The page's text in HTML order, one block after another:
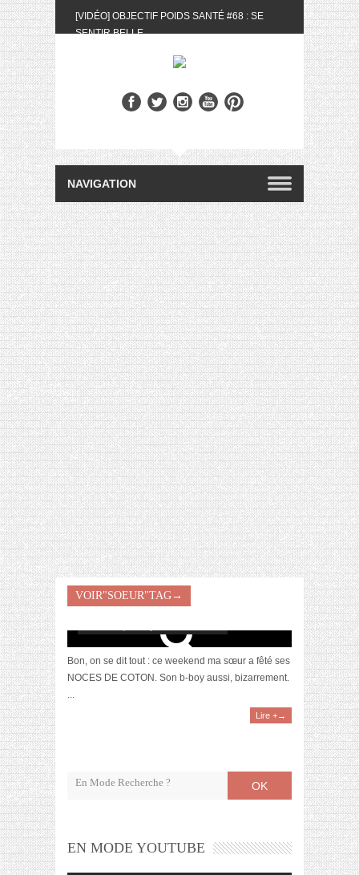
[VIDÉO] OBJECTIF POIDS SANTÉ #68 : SE
SENTIR BELLE
BIOTYFULL BOX DU MOIS DE MAI 2024 FEAT.
[VIDÉO] QUITOQUE #10 : MEAL PREP &
CONVIVIALITÉ
[VIDÉO] UNBOXING : LES MY LITTLE &
BIOTYFULL BOX DU MOIS D’AVRIL 2024
FEAT. AKILA
[VIDÉO] OBJECTIF POIDS SANTÉ #67 : L’AVIS
DES AUTRES, CE N’EST QUE LA VIE DES
AUTRES
[VIDÉO] UNBOXING : LES MY LITTLE &
BIOTYFULL BOX DES MOIS DE FÉVRIER ET
MARS 2024 FEAT. AKILA
[VIDÉO] LA SÉLECTION DU MOIS
#JANVIER2024
[VIDÉO] HELLOFRESH #34 : IDÉES
RECETTES RISOTTO
VOIR"SOEUR"TAG→
Ma soeur, ma bataille
Bon, on se dit tout : ce weekend ma sœur a fêté ses
NOCES DE COTON. Son b-boy aussi, bizarrement.
...
Lire +→
OK
EN MODE YOUTUBE